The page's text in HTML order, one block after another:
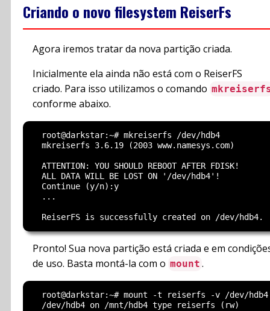
Criando o novo filesystem ReiserFs
Agora iremos tratar da nova partição criada.
Inicialmente ela ainda não está com o ReiserFS
criado. Para isso utilizamos o comando
conforme abaixo.
  root@darkstar:~# mkreiserfs /dev/hdb4
  mkreiserfs 3.6.19 (2003 www.namesys.com)
  ATTENTION: YOU SHOULD REBOOT AFTER FDISK!
  ALL DATA WILL BE LOST ON '/dev/hdb4'!
  Continue (y/n):y
  ...
Pronto! Sua nova partição está criada e em
de uso. Basta montá-la com o mount .
root@darkstar:~# mount -t reiserfs -v /dev/
  /dev/hdb4 on /mnt/hdb4 type reiserfs (rw)